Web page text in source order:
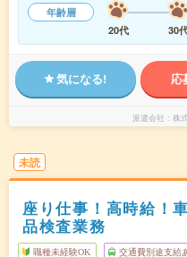
年齢層
20代
30
気になる! 応
派遣会社 株
未読
座り仕事！高時給！
品検査業務
職種未経験OK 交通費別途支給